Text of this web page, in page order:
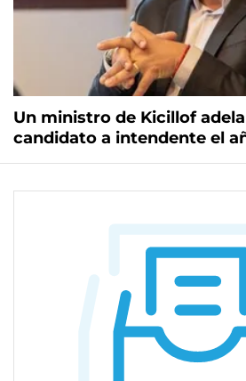
Un ministro de Kicillof
candidato a intendente el